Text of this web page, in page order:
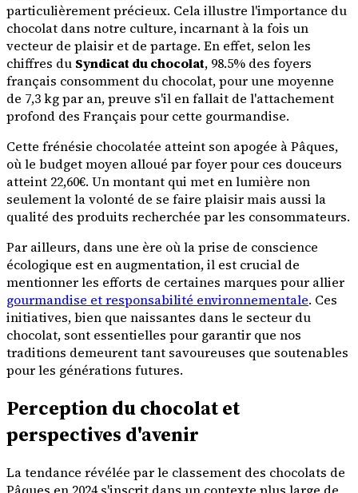
particulièrement précieux. Cela illustre l'importance du
chocolat dans notre culture, incarnant à la fois un
vecteur de plaisir et de partage. En effet, selon les
chiffres du Syndicat du chocolat, 98.5% des foyers
français consomment du chocolat, pour une moyenne
de 7,3 kg par an, preuve s'il en fallait de l'attachement
profond des Français pour cette gourmandise.
Cette frénésie chocolatée atteint son apogée à Pâques,
où le budget moyen alloué par foyer pour ces douceurs
atteint 22,60€. Un montant qui met en lumière non
seulement la volonté de se faire plaisir mais aussi la
qualité des produits recherchée par les consommateurs.
Par ailleurs, dans une ère où la prise de conscience
écologique est en augmentation, il est crucial de
mentionner les efforts de certaines marques pour allier
gourmandise et responsabilité environnementale. Ces
initiatives, bien que naissantes dans le secteur du
chocolat, sont essentielles pour garantir que nos
traditions demeurent tant savoureuses que soutenables
pour les générations futures.
Perception du chocolat et
perspectives d'avenir
La tendance révélée par le classement des chocolats de